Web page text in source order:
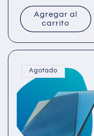
habitual
Agregar al
carrito
Agotado